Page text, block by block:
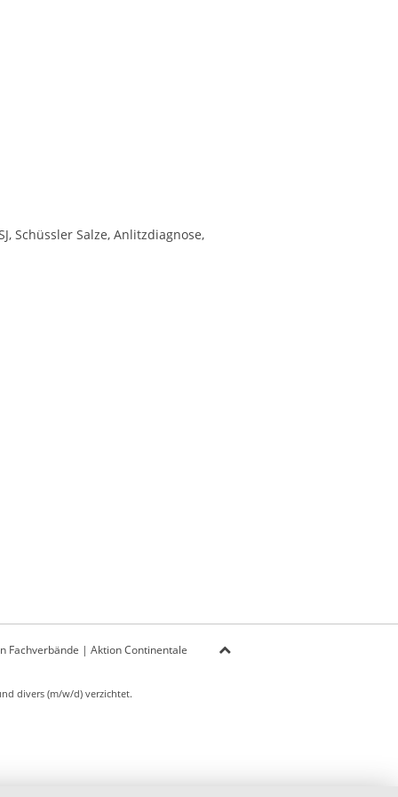
Schüssler Salze, Anlitzdiagnose,
Fachverbände | Aktion Continentale
divers (m/w/d) verzichtet.